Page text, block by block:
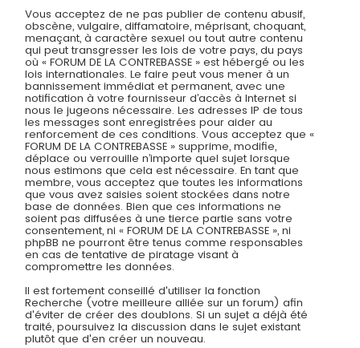
Vous acceptez de ne pas publier de contenu abusif,
obscène, vulgaire, diffamatoire, méprisant, choquant,
menaçant, à caractère sexuel ou tout autre contenu
qui peut transgresser les lois de votre pays, du pays
où « FORUM DE LA CONTREBASSE » est hébergé ou les
lois internationales. Le faire peut vous mener à un
bannissement immédiat et permanent, avec une
notification à votre fournisseur d’accès à Internet si
nous le jugeons nécessaire. Les adresses IP de tous
les messages sont enregistrées pour aider au
renforcement de ces conditions. Vous acceptez que «
FORUM DE LA CONTREBASSE » supprime, modifie,
déplace ou verrouille n’importe quel sujet lorsque
nous estimons que cela est nécessaire. En tant que
membre, vous acceptez que toutes les informations
que vous avez saisies soient stockées dans notre
base de données. Bien que ces informations ne
soient pas diffusées à une tierce partie sans votre
consentement, ni « FORUM DE LA CONTREBASSE », ni
phpBB ne pourront être tenus comme responsables
en cas de tentative de piratage visant à
compromettre les données.
Il est fortement conseillé d'utiliser la fonction
Recherche (votre meilleure alliée sur un forum) afin
d'éviter de créer des doublons. Si un sujet a déjà été
traité, poursuivez la discussion dans le sujet existant
plutôt que d'en créer un nouveau.